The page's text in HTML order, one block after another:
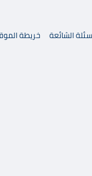
الشائعة
خريطة